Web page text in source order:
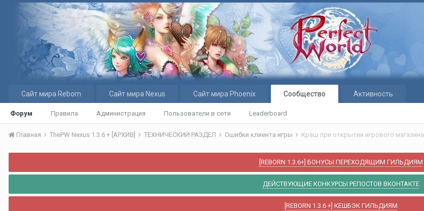
Сайт мира Reborn Сайт мира Nexus Сайт мира Phoenix Сообщество
Форум Правила Администрация Пользователи в сети Leaderboard
Активность
Главная ThePW Nexus 1.3.6 + [АРХИВ] ТЕХНИЧЕСКИЙ РАЗДЕЛ Ошибки клиента игры Краш при открытии игрового магазина
[REBORN 1.3.6+] БОНУСЫ ПЕРЕХОДЯЩИМ ГИЛЬДИЯМ
ДЕЙСТВУЮЩИЕ КОНКУРСЫ РЕПОСТОВ ВКОНТАКТЕ
[REBORN 1.3.6 +] КЕШБЭК ГИЛЬДИЯМ